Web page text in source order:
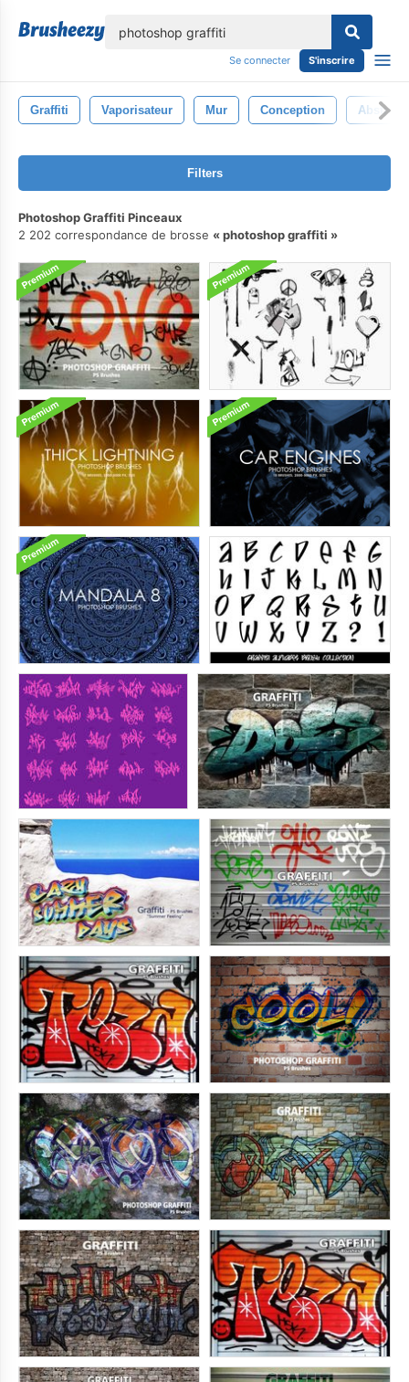
Se connecter S'inscrire
Graffiti Vaporisateur Mur Conception Abstrait
Filters
Photoshop Graffiti Pinceaux
2 202 correspondance de brosse
photoshop graffiti